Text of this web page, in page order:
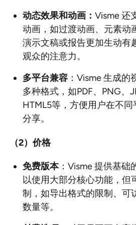
动态效果和动画： Visme 还
动画，如过渡动画、元素动
演示文稿或报告更加生动有
观众的注意力。
多平台兼容：Visme 生成的
多种格式，如PDF、PNG、
HTML5等，方便用户在不
分享。
（2）价格
免费版本：Visme 提供基础
以使用大部分核心功能，但
制，如导出格式的限制、可
数量等。